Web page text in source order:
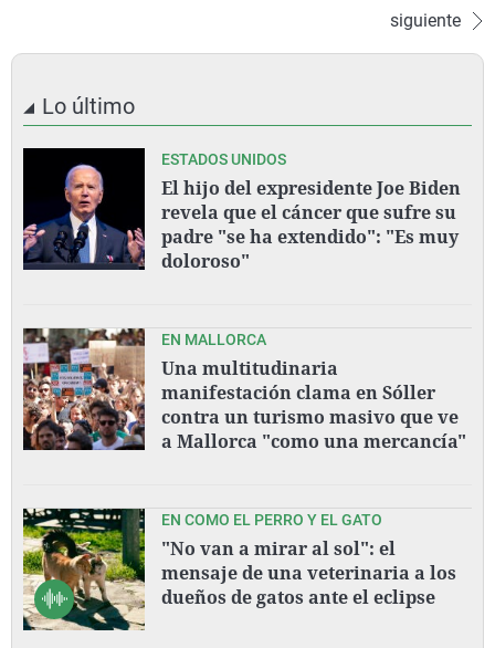
siguiente
Lo último
ESTADOS UNIDOS
El hijo del expresidente Joe Biden
revela que el cáncer que sufre su
padre "se ha extendido": "Es muy
doloroso"
EN MALLORCA
Una multitudinaria
manifestación clama en Sóller
contra un turismo masivo que ve
a Mallorca "como una mercancía"
EN COMO EL PERRO Y EL GATO
"No van a mirar al sol": el
mensaje de una veterinaria a los
dueños de gatos ante el eclipse